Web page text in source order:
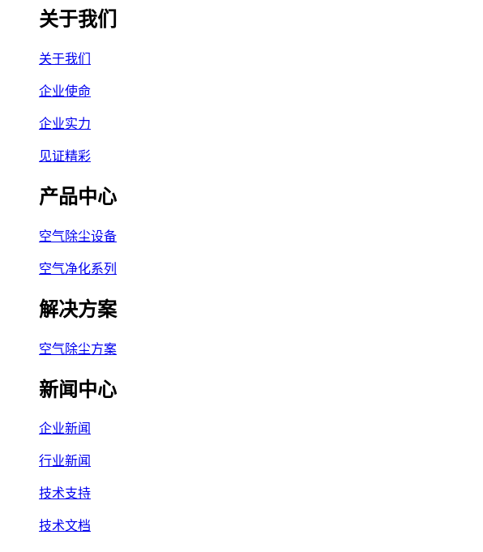
关于我们
关于我们
企业使命
企业实力
见证精彩
产品中心
空气除尘设备
空气净化系列
解决方案
空气除尘方案
新闻中心
企业新闻
行业新闻
技术支持
技术文档